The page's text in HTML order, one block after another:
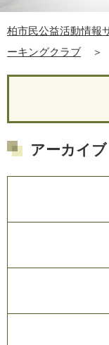
柏市民公益活動情報
ーキングクラブ
＞
アーカイブ